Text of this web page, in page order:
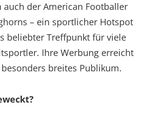
auch der American Footballer
– ein sportlicher Hotspot
beliebter Treffpunkt für viele
Ihre Werbung erreicht
breites Publikum.